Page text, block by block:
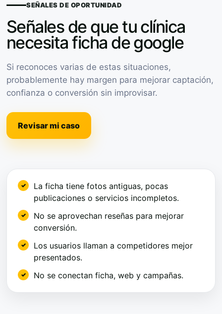
SEÑALES DE OPORTUNIDAD
Señales de que tu clínica
necesita ficha de google
Si reconoces varias de estas situaciones,
probablemente hay margen para mejorar captación,
confianza o conversión sin improvisar.
Revisar mi caso
La ficha tiene fotos antiguas, pocas
publicaciones o servicios incompletos.
No se aprovechan reseñas para mejorar
conversión.
Los usuarios llaman a competidores mejor
presentados.
No se conectan ficha, web y campañas.